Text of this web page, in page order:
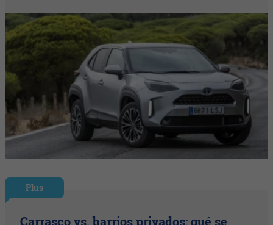
Plus
Carrasco vs. barrios privados: qué se